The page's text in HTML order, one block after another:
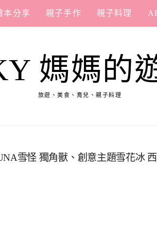
本分享 親子手作 親子料理
媽媽的
旅遊、美食、育兒、親子料理
雪怪 獨角獸、創意主題雪花冰